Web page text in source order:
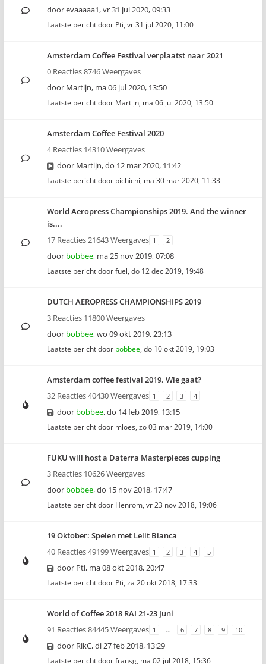
doorevaaaaa1,vr 31 jul 2020, 09:33
Laatste bericht door Pti, vr 31 jul 2020, 11:00
Amsterdam Coffee Festival verplaatst naar 2021
0 Reacties 8746 Weergaves
door Martijn, ma 06 jul 2020, 13:50
Laatste bericht door Martijn, ma 06 jul 2020, 13:50
Amsterdam Coffee Festival 2020
4 Reacties 14310 Weergaves
door Martijn,do 12 mar 2020, 11:42
Laatste bericht door pichichi, ma 30 mar 2020, 11:33
World Aeropress Championships 2019. And the winner
is....
17 Reacties 21643 Weergaves 1 2
door bobbee, ma 25 nov 2019, 07:08
Laatste bericht doorfuel, do 12 dec 2019, 19:48
DUTCH AEROPRESS CHAMPIONSHIPS 2019
3 Reacties 11800 Weergaves
door bobbee,wo 09 okt 2019, 23:13
Laatste bericht door bobbee, do 10 okt 2019, 19:03
Amsterdam coffee festival 2019. Wie gaat?
32 Reacties 40430 Weergaves 1 2 3 4
door bobbee,do 14 feb 2019, 13:15
Laatste bericht door mloes, zo 03 mar 2019, 14:00
FUKU will host a Daterra Masterpieces cupping
3 Reacties 10626 Weergaves
door bobbee,do 15 nov 2018, 17:47
Laatste bericht door Henrom, vr 23 nov 2018, 19:06
19 Oktober: Spelen met Lelit Bianca
40 Reacties 49199 Weergaves 1 2 3 4 5
door Pti, ma 08 okt 2018, 20:47
Laatste bericht door Pti, za 20 okt 2018, 17:33
World of Coffee 2018 RAI 21-23 Juni
91 Reacties 84445 Weergaves 1 … 6 7 8 9 10
door RikC,di 27 feb 2018, 13:29
Laatste bericht doorfransg, ma 02 jul 2018, 15:36